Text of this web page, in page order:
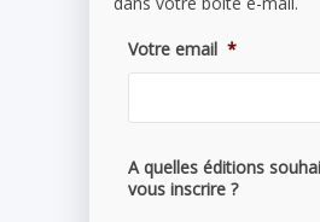
Votre email *
A quelles éditions
vous inscrire ?